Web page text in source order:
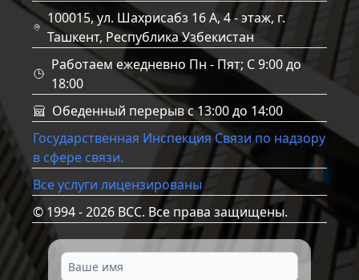
100015, ул. Шахрисабз 16 А, 4 - этаж, г.
Ташкент, Республика Узбекистан
Работаем ежедневно Пн - Пят; C 9:00 до
18:00
Обеденный перерыв с 13:00 до 14:00
Государственная Инспекция Связи по надзору
в сфере связи.
Все услуги лицензированы
© 1994 - 2026 BCC. Все права защищены.